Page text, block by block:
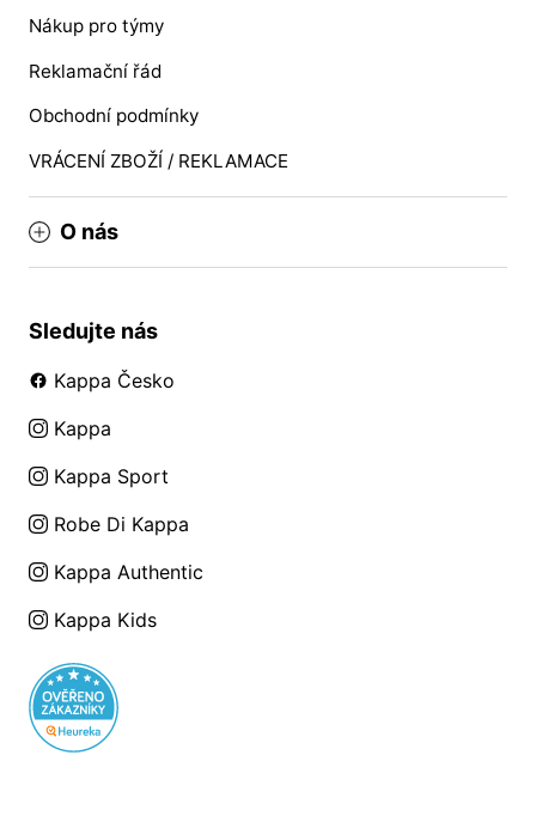
Nákup pro týmy
Reklamační řád
Obchodní podmínky
VRÁCENÍ ZBOŽÍ / REKLAMACE
O nás
Sledujte nás
Kappa Česko
Kappa
Kappa Sport
Robe Di Kappa
Kappa Authentic
Kappa Kids